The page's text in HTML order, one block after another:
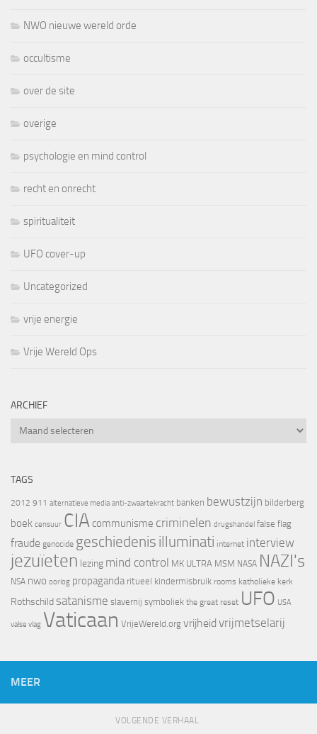
NWO nieuwe wereld orde
occultisme
over de site
overige
psychologie en mind control
recht en onrecht
spiritualiteit
UFO cover-up
Uncategorized
vrije energie
Vrije Wereld Ops
ARCHIEF
Archief
TAGS
2012 911 alternatieve media anti-zwaartekracht banken bewustzijn bilderberg
boek censuur CIA communisme criminelen drugshandel false flag
fraude genocide geschiedenis illuminati internet interview
jezuïeten lezing mind control MK ULTRA MSM NASA NAZI's
NSA nwo oorlog propaganda ritueel kindermisbruik rooms katholieke kerk
Rothschild satanisme slavernij symboliek the great reset UFO USA
valse vlag Vaticaan VrijeWereld.org vrijheid vrijmetselarij
MEER
VOLGENDE VERHAAL